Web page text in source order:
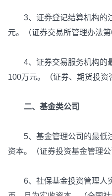
3、证券登记结算机构的
元。（证券交易所管理办法第
4、证券交易服务机构的
100万元。（证券、期货投资
二、基金类公司
5、基金管理公司的最低
资本。（证券投资基金管理
6、社保基金投资管理人